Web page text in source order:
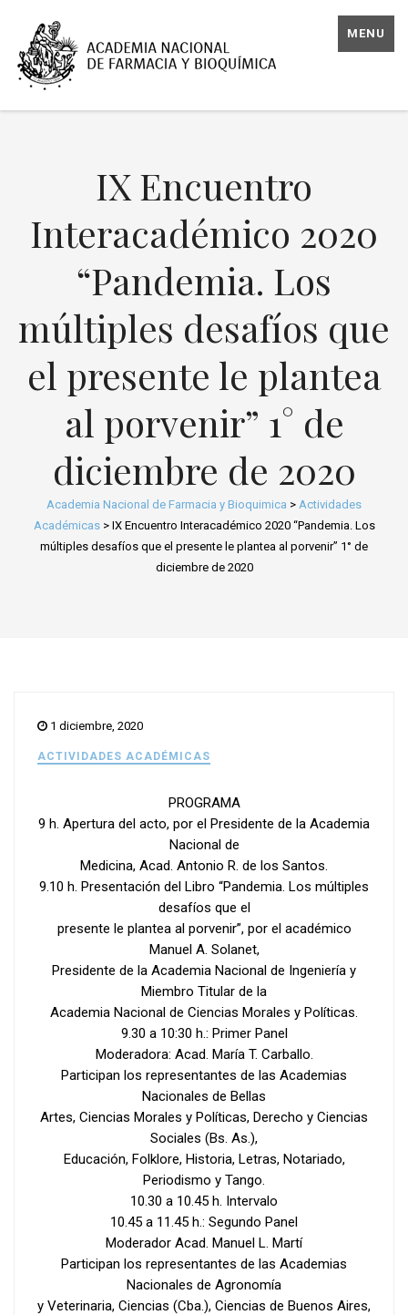
MENU
IX Encuentro
Interacadémico 2020
“Pandemia. Los
múltiples desafíos que
el presente le plantea
al porvenir” 1° de
diciembre de 2020
Academia Nacional de Farmacia y Bioquimica > Actividades
Académicas> IX Encuentro Interacadémico 2020 “Pandemia. Los
múltiples desafíos que el presente le plantea al porvenir” 1° de
diciembre de 2020
1 diciembre, 2020
ACTIVIDADES ACADÉMICAS
PROGRAMA
9 h. Apertura del acto, por el Presidente de la Academia
Nacional de
Medicina, Acad. Antonio R. de los Santos.
9.10 h. Presentación del Libro “Pandemia. Los múltiples
desafíos que el
presente le plantea al porvenir”, por el académico
Manuel A. Solanet,
Presidente de la Academia Nacional de Ingeniería y
Miembro Titular de la
Academia Nacional de Ciencias Morales y Políticas.
9.30 a 10:30 h.: Primer Panel
Moderadora: Acad. María T. Carballo.
Participan los representantes de las Academias
Nacionales de Bellas
Artes, Ciencias Morales y Políticas, Derecho y Ciencias
Sociales (Bs. As.),
Educación, Folklore, Historia, Letras, Notariado,
Periodismo y Tango.
10.30 a 10.45 h. Intervalo
10.45 a 11.45 h.: Segundo Panel
Moderador Acad. Manuel L. Martí
Participan los representantes de las Academias
Nacionales de Agronomía
y Veterinaria, Ciencias (Cba.), Ciencias de Buenos Aires,